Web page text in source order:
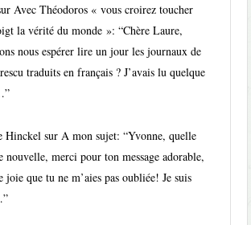
Avec Théodoros « vous croirez toucher
la vérité du monde »: “Chère Laure,
nous espérer lire un jour les journaux de
traduits en français ? J’avais lu quelque
”
Hinckel sur A mon sujet: “Yvonne, quelle
nouvelle, merci pour ton message adorable,
joie que tu ne m’aies pas oubliée! Je suis
”